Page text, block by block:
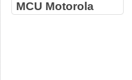
MCU Motorola